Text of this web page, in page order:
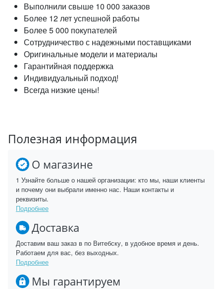
Выполнили свыше 10 000 заказов
Более 12 лет успешной работы
Более 5 000 покупателей
Сотрудничество с надежными поставщиками
Оригинальные модели и материалы
Гарантийная поддержка
Индивидуальный подход!
Всегда низкие цены!
Полезная информация
О магазине
1 Узнайте больше о нашей организации: кто мы, наши клиенты
и почему они выбрали именно нас. Наши контакты и
реквизиты.
Подробнее
Доставка
Доставим ваш заказ в по Витебску, в удобное время и день.
Работаем для вас, без выходных.
Подробнее
Мы гарантируем